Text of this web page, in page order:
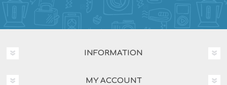
INFORMATION
MY ACCOUNT